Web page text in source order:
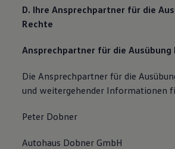
D. Ihre Ansprechpartner für die
Rechte
Ansprechpartner für die Ausübung
Die Ansprechpartner für die
und weitergehender Informationen
Peter Dobner
Autohaus Dobner GmbH